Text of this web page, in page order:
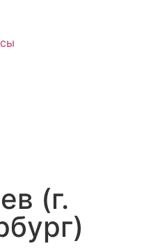
(г.